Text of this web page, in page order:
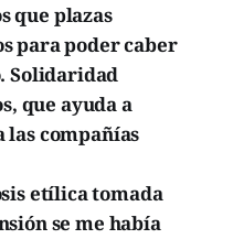
que plazas
para poder caber
Solidaridad
que ayuda a
las compañías
etílica tomada
se me había